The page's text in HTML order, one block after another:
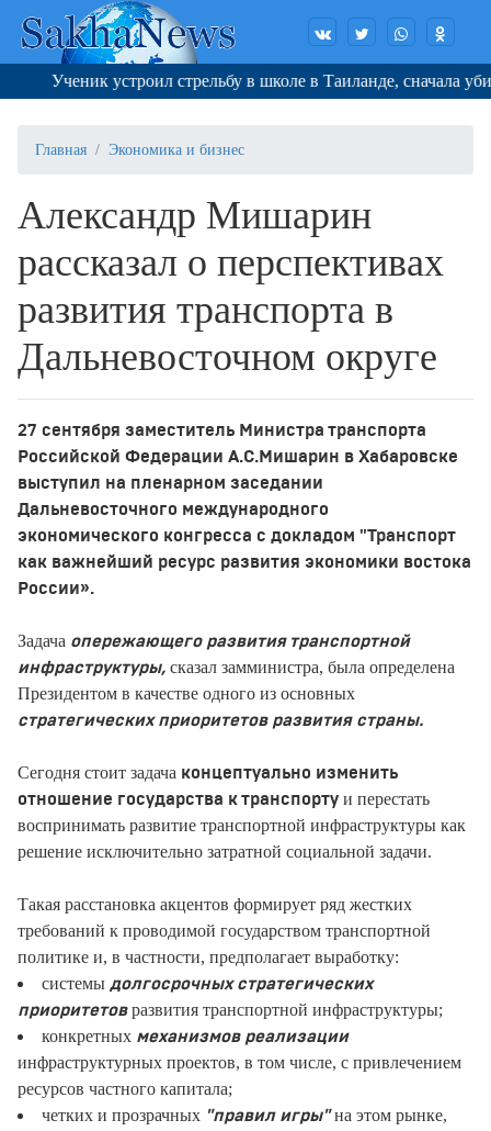
Ученик устроил стрельбу в школе в Таиланде, сначала убив
Главная Экономика и бизнес
Александр Мишарин
рассказал о перспективах
развития транспорта в
Дальневосточном округе
27 сентября заместитель Министра транспорта
Российской Федерации А.С.Мишарин в Хабаровске
выступил на пленарном заседании
Дальневосточного международного
экономического конгресса с докладом "Транспорт
как важнейший ресурс развития экономики востока
России».
Задача опережающего развития транспортной
инфраструктуры, сказал замминистра, была определена
Президентом в качестве одного из основных
стратегических приоритетов развития страны.
Сегодня стоит задача концептуально изменить
отношение государства к транспорту и перестать
воспринимать развитие транспортной инфраструктуры как
решение исключительно затратной социальной задачи.
Такая расстановка акцентов формирует ряд жестких
требований к проводимой государством транспортной
политике и, в частности, предполагает выработку:
системы долгосрочных стратегических
приоритетовразвития транспортной инфраструктуры;
конкретных механизмов реализации
инфраструктурных проектов, в том числе, с привлечением
ресурсов частного капитала;
четких и прозрачных "правил игры"на этом рынке,